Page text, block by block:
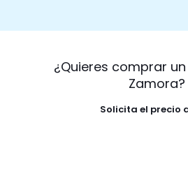
¿Quieres comprar
Zamora?
Solicita el precio